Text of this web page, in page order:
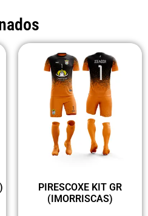
PIRESCOXE KIT GR
(IMORRISCAS)